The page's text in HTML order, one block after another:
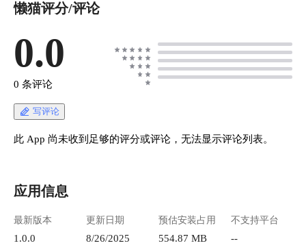
懒猫评分/评论
0.0
0 条评论
写评论
此 App 尚未收到足够的评分或评论，无法显示评论列表。
应用信息
最新版本
1.0.0
更新日期
8/26/2025
预估安装占用
554.87 MB
不支持平台
--